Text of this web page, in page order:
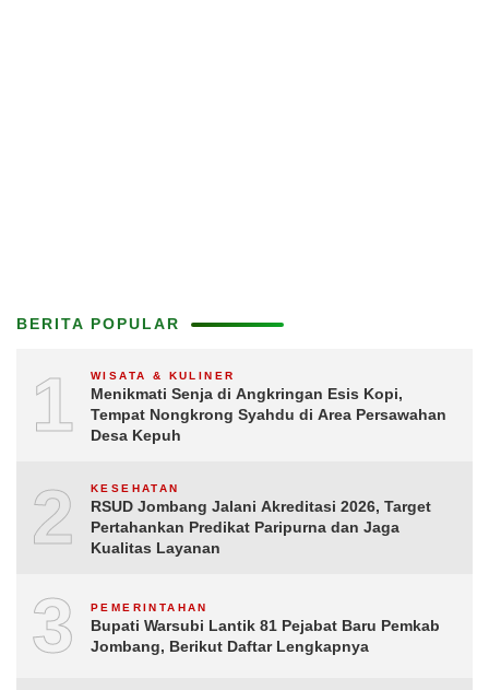
BERITA POPULAR
1 WISATA & KULINER
Menikmati Senja di Angkringan Esis Kopi,
Tempat Nongkrong Syahdu di Area Persawahan
Desa Kepuh
2 KESEHATAN
RSUD Jombang Jalani Akreditasi 2026, Target
Pertahankan Predikat Paripurna dan Jaga
Kualitas Layanan
3 PEMERINTAHAN
Bupati Warsubi Lantik 81 Pejabat Baru Pemkab
Jombang, Berikut Daftar Lengkapnya